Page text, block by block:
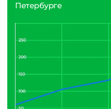
Петербурге